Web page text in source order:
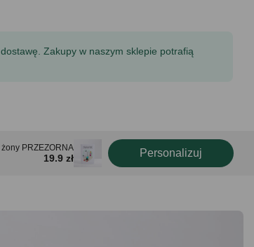
Zakupy w naszym sklepie potrafią
PRZEZORNA
19.9 zł Personalizuj